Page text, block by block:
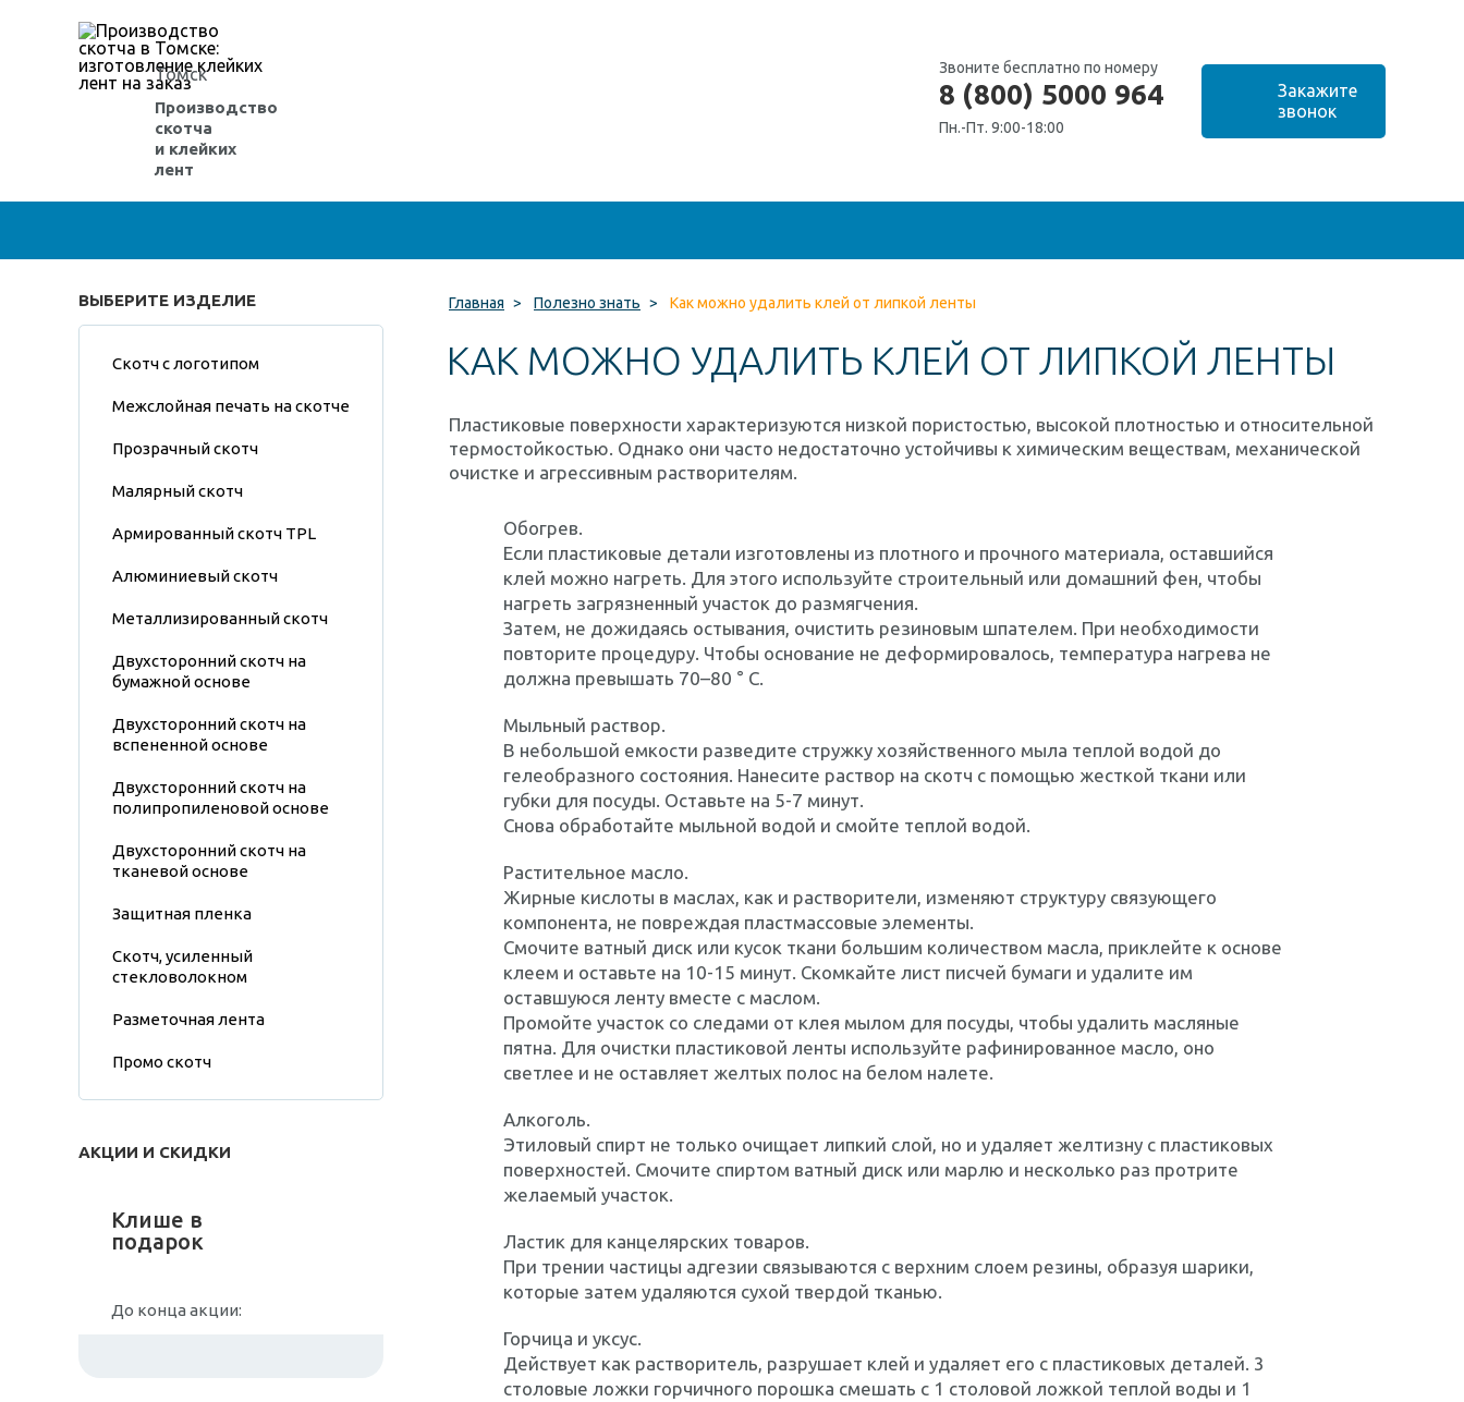
Томск
Производство
скотча
и клейких
лент
Звоните бесплатно по номеру
8 (800) 5000 964
Пн.-Пт. 9:00-18:00
ВЫБЕРИТЕ ИЗДЕЛИЕ
Скотч с логотипом
Межслойная печать на скотче
Прозрачный скотч
Малярный скотч
Армированный скотч TPL
Алюминиевый скотч
Металлизированный скотч
Двухсторонний скотч на
бумажной основе
Двухсторонний скотч на
вспененной основе
Двухсторонний скотч на
полипропиленовой основе
Двухсторонний скотч на
тканевой основе
Защитная пленка
Скотч, усиленный
стекловолокном
Разметочная лента
Промо скотч
АКЦИИ И СКИДКИ
Клише в
подарок
До конца акции:
Главная > Полезно знать > Как можно удалить клей от липкой ленты
КАК МОЖНО УДАЛИТЬ КЛЕЙ ОТ ЛИПКОЙ ЛЕНТЫ
Пластиковые поверхности характеризуются низкой пористостью, высокой плотностью и относительной
термостойкостью. Однако они часто недостаточно устойчивы к химическим веществам, механической
очистке и агрессивным растворителям.
Обогрев.
Если пластиковые детали изготовлены из плотного и прочного материала, оставшийся
клей можно нагреть. Для этого используйте строительный или домашний фен, чтобы
нагреть загрязненный участок до размягчения.
Затем, не дожидаясь остывания, очистить резиновым шпателем. При необходимости
повторите процедуру. Чтобы основание не деформировалось, температура нагрева не
должна превышать 70–80 ° С.
Мыльный раствор.
В небольшой емкости разведите стружку хозяйственного мыла теплой водой до
гелеобразного состояния. Нанесите раствор на скотч с помощью жесткой ткани или
губки для посуды. Оставьте на 5-7 минут.
Снова обработайте мыльной водой и смойте теплой водой.
Растительное масло.
Жирные кислоты в маслах, как и растворители, изменяют структуру связующего
компонента, не повреждая пластмассовые элементы.
Смочите ватный диск или кусок ткани большим количеством масла, приклейте к основе
клеем и оставьте на 10-15 минут. Скомкайте лист писчей бумаги и удалите им
оставшуюся ленту вместе с маслом.
Промойте участок со следами от клея мылом для посуды, чтобы удалить масляные
пятна. Для очистки пластиковой ленты используйте рафинированное масло, оно
светлее и не оставляет желтых полос на белом налете.
Алкоголь.
Этиловый спирт не только очищает липкий слой, но и удаляет желтизну с пластиковых
поверхностей. Смочите спиртом ватный диск или марлю и несколько раз протрите
желаемый участок.
Ластик для канцелярских товаров.
При трении частицы адгезии связываются с верхним слоем резины, образуя шарики,
которые затем удаляются сухой твердой тканью.
Горчица и уксус.
Действует как растворитель, разрушает клей и удаляет его с пластиковых деталей. 3
столовые ложки горчичного порошка смешать с 1 столовой ложкой теплой воды и 1